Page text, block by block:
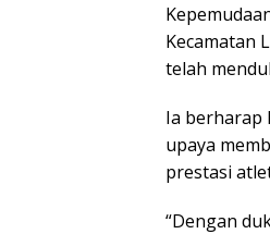
Kecamatan
telah
Ia berharap
upaya
prestasi
“Dengan